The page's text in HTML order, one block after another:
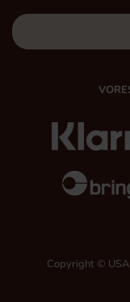
Copyright ©